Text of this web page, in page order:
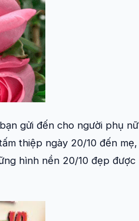
gửi đến cho người phụ nữ
thiệp ngày 20/10 đến mẹ,
hình nền 20/10 đẹp được